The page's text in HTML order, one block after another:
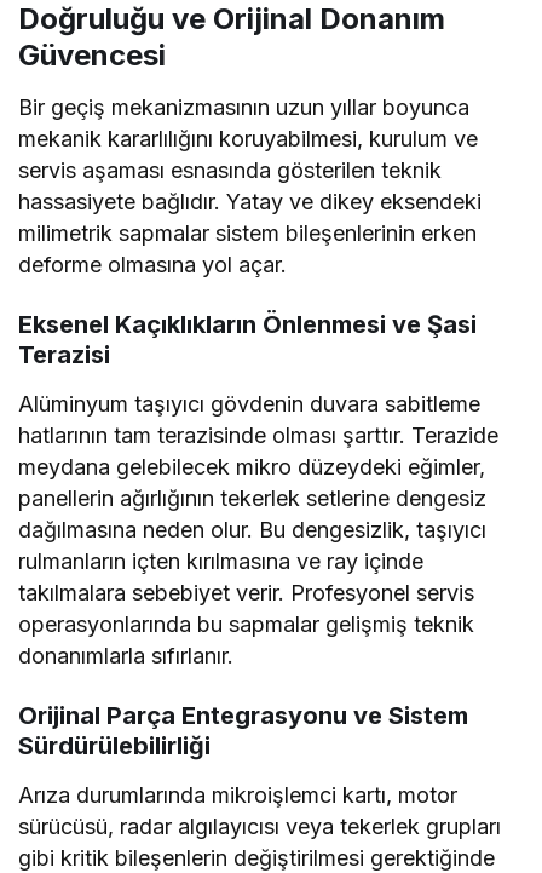
Doğruluğu ve Orijinal Donanım
Güvencesi
Bir geçiş mekanizmasının uzun yıllar boyunca
mekanik kararlılığını koruyabilmesi, kurulum ve
servis aşaması esnasında gösterilen teknik
hassasiyete bağlıdır. Yatay ve dikey eksendeki
milimetrik sapmalar sistem bileşenlerinin erken
deforme olmasına yol açar.
Eksenel Kaçıklıkların Önlenmesi ve Şasi
Terazisi
Alüminyum taşıyıcı gövdenin duvara sabitleme
hatlarının tam terazisinde olması şarttır. Terazide
meydana gelebilecek mikro düzeydeki eğimler,
panellerin ağırlığının tekerlek setlerine dengesiz
dağılmasına neden olur. Bu dengesizlik, taşıyıcı
rulmanların içten kırılmasına ve ray içinde
takılmalara sebebiyet verir. Profesyonel servis
operasyonlarında bu sapmalar gelişmiş teknik
donanımlarla sıfırlanır.
Orijinal Parça Entegrasyonu ve Sistem
Sürdürülebilirliği
Arıza durumlarında mikroişlemci kartı, motor
sürücüsü, radar algılayıcısı veya tekerlek grupları
gibi kritik bileşenlerin değiştirilmesi gerektiğinde